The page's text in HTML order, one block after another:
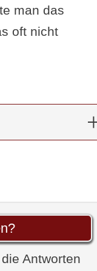
man das
oft nicht
Antworten